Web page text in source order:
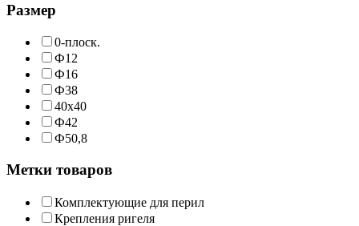
Размер
0-плоск.
Ф12
Ф16
Ф38
40х40
Ф42
Ф50,8
Метки товаров
Комплектующие для перил
Крепления ригеля